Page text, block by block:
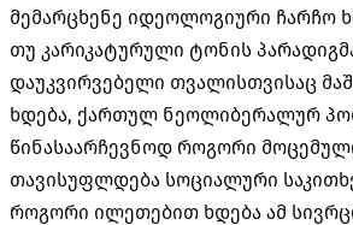
მემარცხენე იდეოლოგიური ჩარჩო
თუ კარიკატურული ტონის
დაუკვირვებელი თვალისთვისაც
ხდება, ქართულ ნეოლიბერალურ
წინასაარჩევნოდ როგორი
თავისუფლდება სოციალური
როგორი ილეთებით ხდება ამ